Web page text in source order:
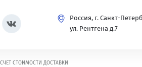
Россия, г. Санкт-
ул. Рентгена д.7
СТОИМОСТИ ДОСТАВКИ